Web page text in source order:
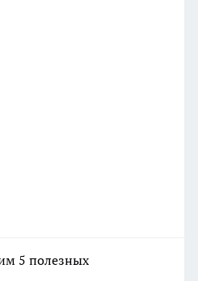
5 полезных